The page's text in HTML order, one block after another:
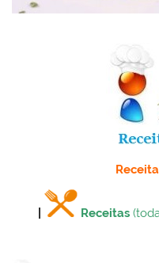
Receitas